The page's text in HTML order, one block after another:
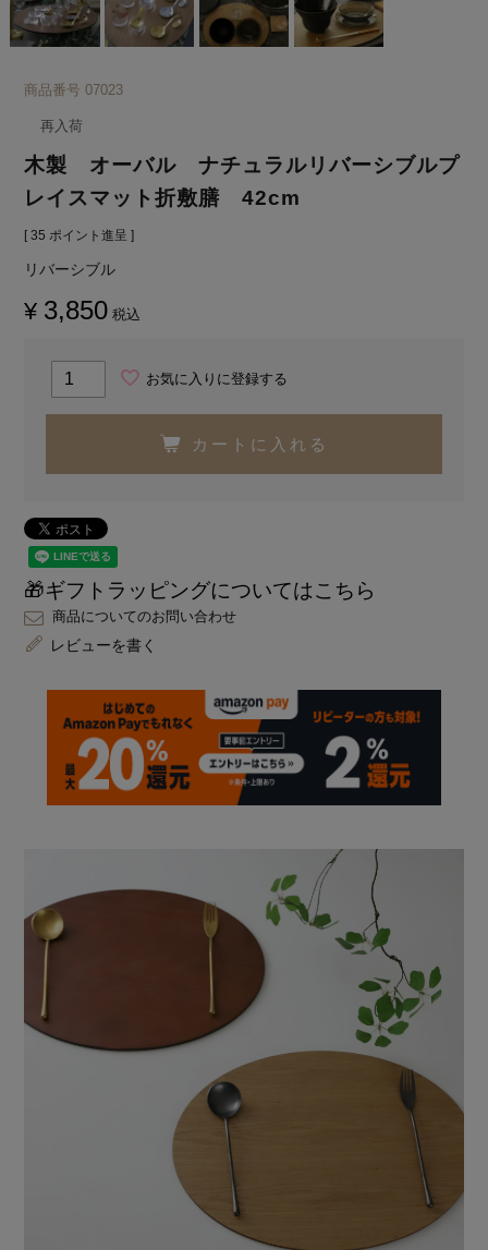
商品番号 07023
再入荷
木製 オーバル ナチュラルリバーシブルプ
レイスマット折敷膳 42cm
[ 35 ポイント進呈 ]
リバーシブル
¥ 3,850 税込
お気に入りに登録する
カートに入れる
🎁ギフトラッピングについてはこちら
商品についてのお問い合わせ
レビューを書く